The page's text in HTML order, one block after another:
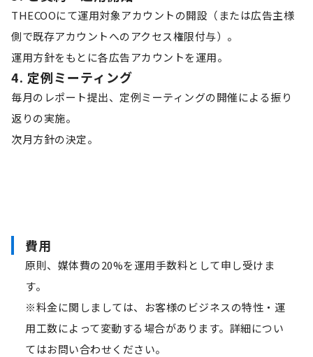
THECOOにて運用対象アカウントの開設（または広告主様
側で既存アカウントへのアクセス権限付与）。
運用方針をもとに各広告アカウントを運用。
4. 定例ミーティング
毎月のレポート提出、定例ミーティングの開催による振り
返りの実施。
次月方針の決定。
費用
原則、媒体費の20%を運用手数料として申し受けま
す。
※料金に関しましては、お客様のビジネスの特性・運
用工数によって変動する場合があります。詳細につい
てはお問い合わせください。